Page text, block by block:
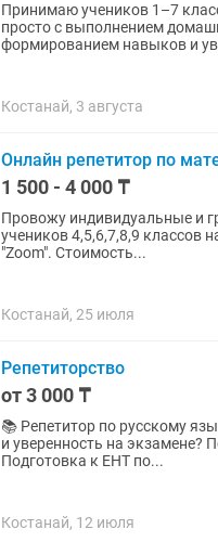
Принимаю учеников 1–7
просто с выполнением
формированием навыков и
Костанай, 3 августа
Онлайн репетитор по
1 500 - 4 000 ₸
Провожу индивидуальные и
учеников 4,5,6,7,8,9 классов
"Zoom". Стоимость...
Костанай, 25 июля
Репетиторство
от 3 000 ₸
📚 Репетитор по русскому языку |
и уверенность на экзамене?
Подготовка к ЕНТ по...
Костанай, 12 июля